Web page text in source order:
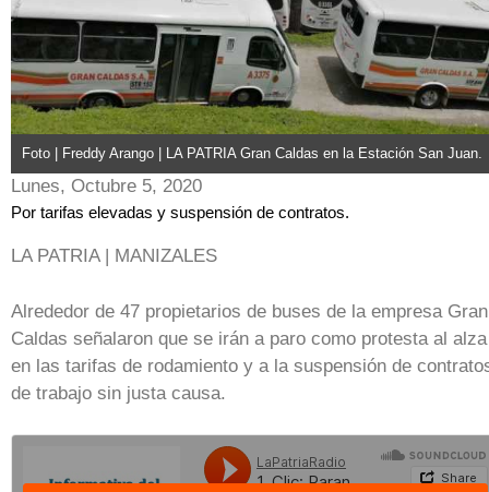
Foto | Freddy Arango | LA PATRIA Gran Caldas en la Estación San Juan.
Lunes, Octubre 5, 2020
Por tarifas elevadas y suspensión de contratos.
LA PATRIA | MANIZALES
Alrededor de 47 propietarios de buses de la empresa Gran
Caldas señalaron que se irán a paro como protesta al alza
en las tarifas de rodamiento y a la suspensión de
de trabajo sin justa causa.